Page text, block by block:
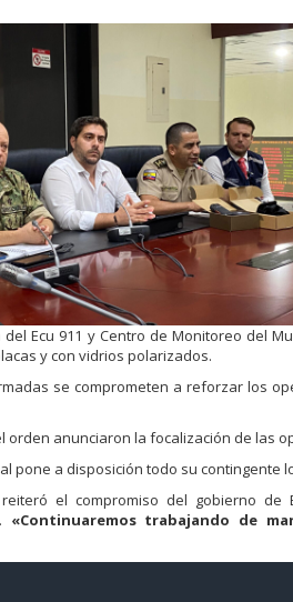
del Ecu 911 y Centro de Monitoreo del
y con vidrios polarizados.
se comprometen a reforzar los
orden anunciaron la focalización de las
pone a disposición todo su contingente
reiteró el compromiso del gobierno
«Continuaremos trabajando de